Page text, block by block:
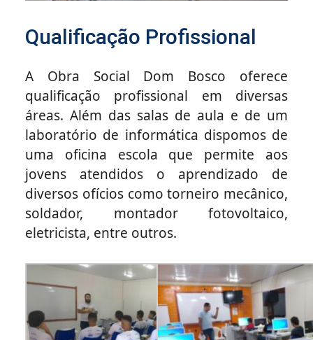
Qualificação Profissional
A Obra Social Dom Bosco oferece
qualificação profissional em diversas
áreas. Além das salas de aula e de um
laboratório de informática dispomos de
uma oficina escola que permite aos
jovens atendidos o aprendizado de
diversos ofícios como torneiro mecânico,
soldador, montador fotovoltaico,
eletricista, entre outros.